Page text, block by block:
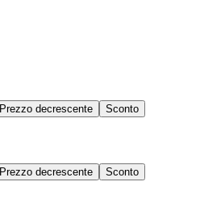
Prezzo decrescente Sconto
Prezzo decrescente Sconto